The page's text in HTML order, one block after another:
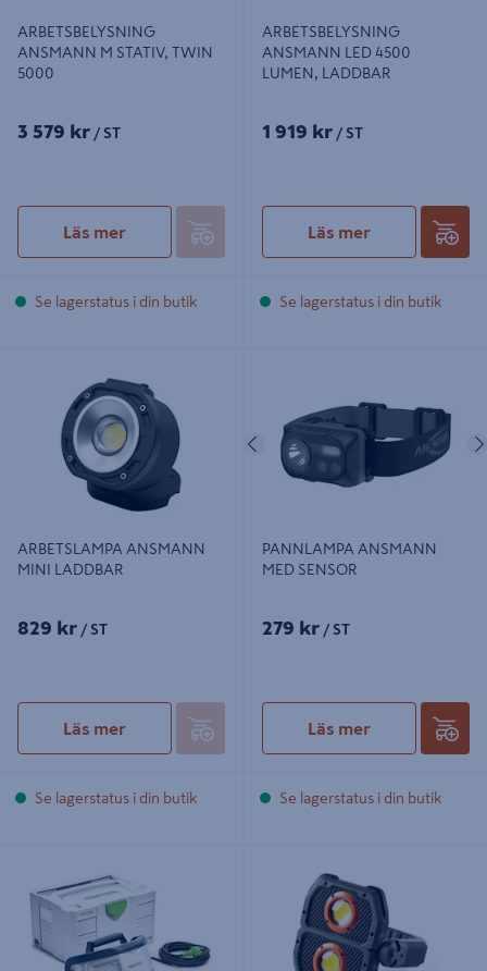
ARBETSBELYSNING
ANSMANN M STATIV, TWIN
5000
3 579 kr / ST
Läs mer
Se lagerstatus i din butik
ARBETSBELYSNING
ANSMANN LED 4500
LUMEN, LADDBAR
1 919 kr / ST
Läs mer
Se lagerstatus i din butik
ARBETSLAMPA ANSMANN
MINI LADDBAR
829 kr / ST
Läs mer
Se lagerstatus i din butik
Föregående
PANNLAMPA ANSMANN
MED SENSOR
279 kr / ST
Läs mer
Se lagerstatus i din butik
OMNI 3K, 3000 LUMEN